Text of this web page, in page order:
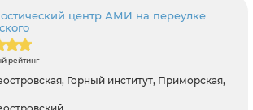
центр АМИ на переулке
рейтинг
Горный институт, Приморская,